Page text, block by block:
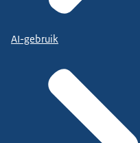
AI-gebruik